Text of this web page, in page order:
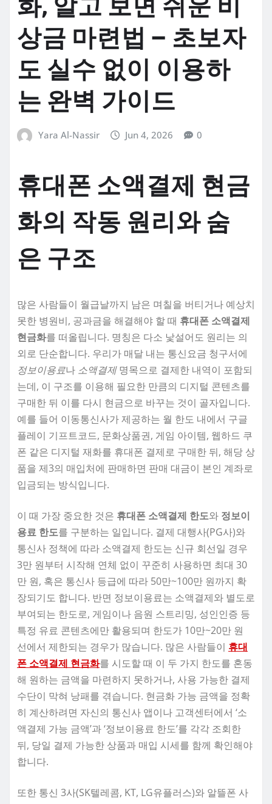
화, 알고 보면 쉬운 비
상금 마련법 – 초보자
도 실수 없이 이용하
는 완벽 가이드
Yara Al-Nassir Jun 4, 2026 0
휴대폰 소액결제 현금
화의 작동 원리와 숨
은 구조
많은 사람들이 월급날까지 남은 며칠을 버티거나 예상치
못한 병원비, 공과금을 해결해야 할 때 휴대폰 소액결제
현금화를 떠올립니다. 명칭은 다소 낯설어도 원리는 의
외로 단순합니다. 우리가 매달 내는 통신요금 청구서에
정보이용료나 소액결제명목으로 결제한 내역이 포함되
는데, 이 구조를 이용해 필요한 만큼의 디지털 콘텐츠를
구매한 뒤 이를 다시 현금으로 바꾸는 것이 골자입니다.
예를 들어 이동통신사가 제공하는 월 한도 내에서 구글
플레이 기프트코드, 문화상품권, 게임 아이템, 웹하드 쿠
폰 같은 디지털 재화를 휴대폰 결제로 구매한 뒤, 해당 상
품을 제3의 매입처에 판매하면 판매 대금이 본인 계좌로
입금되는 방식입니다.
이 때 가장 중요한 것은 휴대폰 소액결제 한도와 정보이
용료 한도를 구분하는 일입니다. 결제 대행사(PG사)와
통신사 정책에 따라 소액결제 한도는 신규 회선일 경우
3만 원부터 시작해 연체 없이 꾸준히 사용하면 최대 30
만 원, 혹은 통신사 등급에 따라 50만~100만 원까지 확
장되기도 합니다. 반면 정보이용료는 소액결제와 별도로
부여되는 한도로, 게임이나 음원 스트리밍, 성인인증 등
특정 유료 콘텐츠에만 활용되며 한도가 10만~20만 원
선에서 제한되는 경우가 많습니다. 많은 사람들이 휴대
폰 소액결제 현금화를 시도할 때 이 두 가지 한도를 혼동
해 원하는 금액을 마련하지 못하거나, 사용 가능한 결제
수단이 막혀 낭패를 겪습니다. 현금화 가능 금액을 정확
히 계산하려면 자신의 통신사 앱이나 고객센터에서 ‘소
액결제 가능 금액’과 ‘정보이용료 한도’를 각각 조회한
뒤, 당일 결제 가능한 상품과 매입 시세를 함께 확인해야
합니다.
또한 통신 3사(SK텔레콤, KT, LG유플러스)와 알뜰폰 사